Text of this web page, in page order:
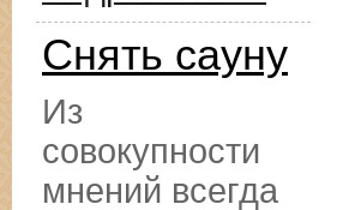
Снять сауну
Из
совокупности
мнений всегда